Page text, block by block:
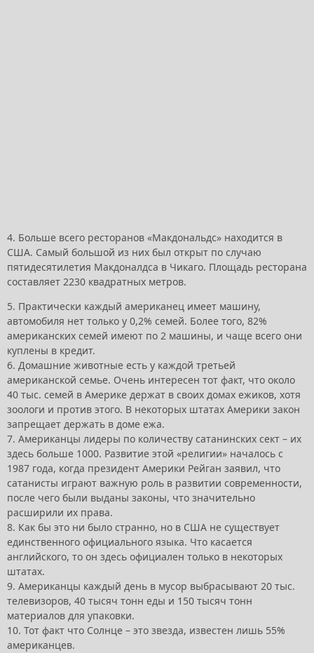
4. Больше всего ресторанов «Макдональдс» находится в
США. Самый большой из них был открыт по случаю
пятидесятилетия Макдоналдса в Чикаго. Площадь ресторана
составляет 2230 квадратных метров.
5. Практически каждый американец имеет машину,
автомобиля нет только у 0,2% семей. Более того, 82%
американских семей имеют по 2 машины, и чаще всего они
куплены в кредит.
6. Домашние животные есть у каждой третьей
американской семье. Очень интересен тот факт, что около
40 тыс. семей в Америке держат в своих домах ежиков, хотя
зоологи и против этого. В некоторых штатах Америки закон
запрещает держать в доме ежа.
7. Американцы лидеры по количеству сатанинских сект – их
здесь больше 1000. Развитие этой «религии» началось с
1987 года, когда президент Америки Рейган заявил, что
сатанисты играют важную роль в развитии современности,
после чего были выданы законы, что значительно
расширили их права.
8. Как бы это ни было странно, но в США не существует
единственного официального языка. Что касается
английского, то он здесь официален только в некоторых
штатах.
9. Американцы каждый день в мусор выбрасывают 20 тыс.
телевизоров, 40 тысяч тонн еды и 150 тысяч тонн
материалов для упаковки.
10. Тот факт что Солнце – это звезда, известен лишь 55%
американцев.